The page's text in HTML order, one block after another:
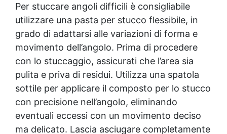
Per stuccare angoli difficili è consigliabile
utilizzare una pasta per stucco flessibile, in
grado di adattarsi alle variazioni di forma e
movimento dell’angolo. Prima di procedere
con lo stuccaggio, assicurati che l’area sia
pulita e priva di residui. Utilizza una spatola
sottile per applicare il composto per lo stucco
con precisione nell’angolo, eliminando
eventuali eccessi con un movimento deciso
ma delicato. Lascia asciugare completamente